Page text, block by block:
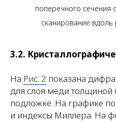
поперечного сечения
сканирование
3.2.
На Рис. 2 показана
для слоя меди толщиной
подложке. На графике
и индексы Миллера. На